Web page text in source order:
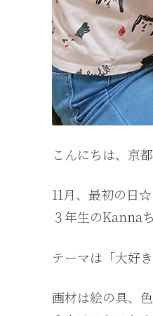
こんにちは、京
11月、最初の日
３年生のKanna
テーマは「大好
画材は絵の具、